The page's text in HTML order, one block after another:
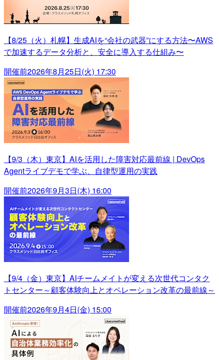
【8/25（火）札幌】生成AIを“会社の武器”にする方法〜AWS
で加速するデータ分析と、安全に導入する仕組み〜
開催前2026年8月25日(火) 17:30
【9/3（木）東京】AIを活用した障害対応最前線 | DevOps
Agentライブデモで学ぶ、自律型運用の実践
開催前2026年9月3日(木) 16:00
【9/4（金）東京】AIチームメイトが変える次世代コンタク
トセンター～顧客体験向上とオペレーション改革の最前線～
開催前2026年9月4日(金) 15:00